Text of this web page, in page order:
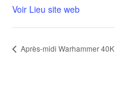
Voir Lieu site web
Après-midi Warhammer 40K